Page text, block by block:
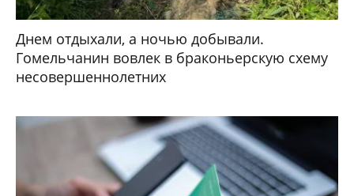
Днем отдыхали, а ночью добывали.
Гомельчанин вовлек в браконьерскую схему
несовершеннолетних